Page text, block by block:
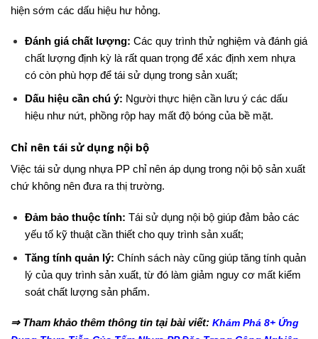
hiện sớm các dấu hiệu hư hỏng.
Đánh giá chất lượng: Các quy trình thử nghiệm và đánh giá
chất lượng định kỳ là rất quan trọng để xác định xem nhựa
có còn phù hợp để tái sử dụng trong sản xuất;
Dấu hiệu cần chú ý: Người thực hiện cần lưu ý các dấu
hiệu như nứt, phồng rộp hay mất độ bóng của bề mặt.
Chỉ nên tái sử dụng nội bộ
Việc tái sử dụng nhựa PP chỉ nên áp dụng trong nội bộ sản xuất
chứ không nên đưa ra thị trường.
Đảm bảo thuộc tính: Tái sử dụng nội bộ giúp đảm bảo các
yếu tố kỹ thuật cần thiết cho quy trình sản xuất;
Tăng tính quản lý: Chính sách này cũng giúp tăng tính quản
lý của quy trình sản xuất, từ đó làm giảm nguy cơ mất kiểm
soát chất lượng sản phẩm.
⇒ Tham khảo thêm thông tin tại bài viết: Khám Phá 8+ Ứng